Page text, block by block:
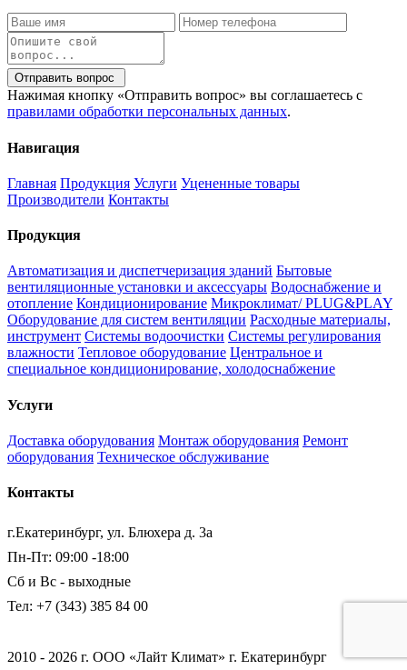
Отправить вопрос
Нажимая кнопку «Отправить вопрос» вы соглашаетесь с
правилами обработки персональных данных.
Навигация
Главная Продукция Услуги Уцененные товары
Производители Контакты
Продукция
Автоматизация и диспетчеризация зданий Бытовые
вентиляционные установки и аксессуары Водоснабжение и
отопление Кондиционирование Микроклимат/ PLUG&PLAY
Оборудование для систем вентиляции Расходные материалы,
инструмент Системы водоочистки Системы регулирования
влажности Тепловое оборудование Центральное и
специальное кондиционирование, холодоснабжение
Услуги
Доставка оборудования Монтаж оборудования Ремонт
оборудования Техническое обслуживание
Контакты
г.Екатеринбург, ул. Блюхера д. 3а
Пн-Пт: 09:00 -18:00
Сб и Вс - выходные
Тел: +7 (343) 385 84 00
2010 - 2026 г. ООО «Лайт Климат» г. Екатеринбург